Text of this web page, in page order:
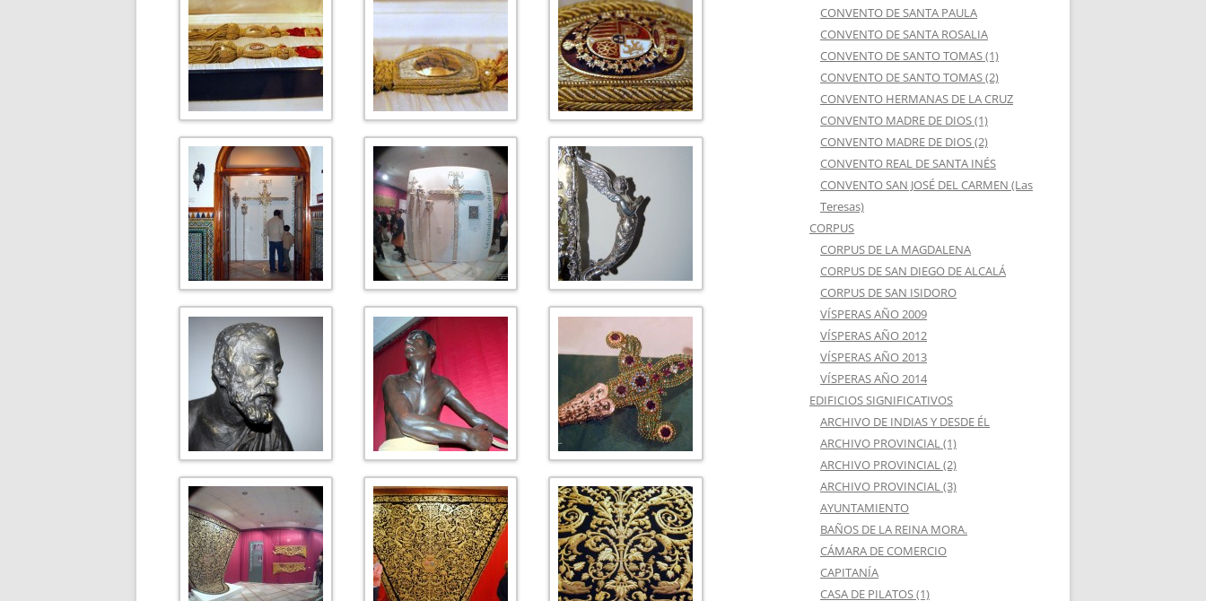
CONVENTO DE SANTA PAULA
CONVENTO DE SANTA ROSALIA
CONVENTO DE SANTO TOMAS (1)
CONVENTO DE SANTO TOMAS (2)
CONVENTO HERMANAS DE LA CRUZ
CONVENTO MADRE DE DIOS (1)
CONVENTO MADRE DE DIOS (2)
CONVENTO REAL DE SANTA INÉS
CONVENTO SAN JOSÉ DEL CARMEN (Las
Teresas)
CORPUS
CORPUS DE LA MAGDALENA
CORPUS DE SAN DIEGO DE ALCALÁ
CORPUS DE SAN ISIDORO
VÍSPERAS AÑO 2009
VÍSPERAS AÑO 2012
VÍSPERAS AÑO 2013
VÍSPERAS AÑO 2014
EDIFICIOS SIGNIFICATIVOS
ARCHIVO DE INDIAS Y DESDE ÉL
ARCHIVO PROVINCIAL (1)
ARCHIVO PROVINCIAL (2)
ARCHIVO PROVINCIAL (3)
AYUNTAMIENTO
BAÑOS DE LA REINA MORA.
CÁMARA DE COMERCIO
CAPITANÍA
CASA DE PILATOS (1)